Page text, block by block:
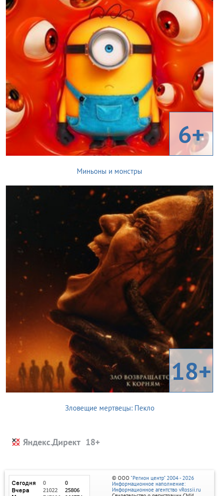
6+
Миньоны и монстры
18+
Зловещие мертвецы: Пекло
Яндекс.Директ
© ООО "Регион центр" 2004 - 2026
Информационное наполнение:
Информационное агентство vRossii.ru